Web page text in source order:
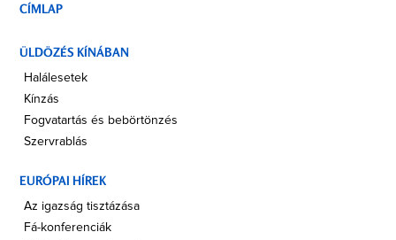
CÍMLAP
ÜLDÖZÉS KÍNÁBAN
Halálesetek
Kínzás
Fogvatartás és bebörtönzés
Szervrablás
EURÓPAI HÍREK
Az igazság tisztázása
Fá-konferenciák